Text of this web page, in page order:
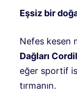
Eşsiz bir
Nefes kesen
Dağları
eğer sportif
tırmanın.